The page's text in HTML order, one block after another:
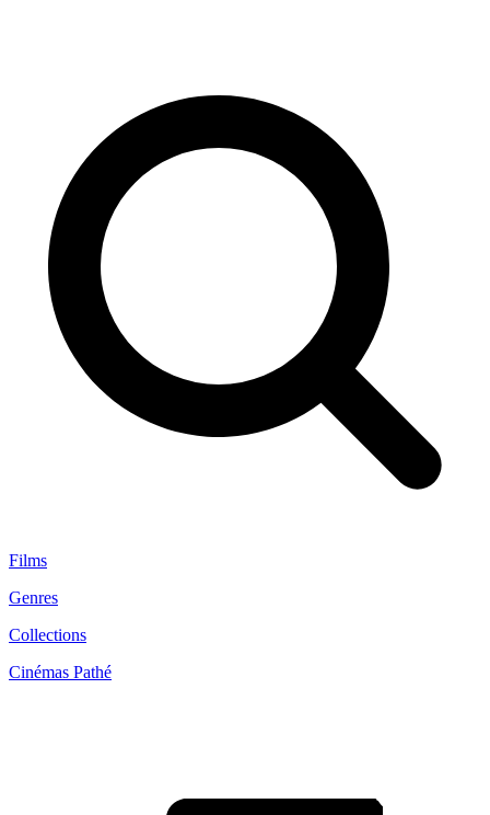
Films
Genres
Collections
Cinémas Pathé